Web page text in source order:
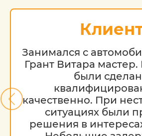
зависимости от марки
возраста и технического
Занимался с
Грант Витара мастер.
были
качественно. При
ситуациях были
решения в